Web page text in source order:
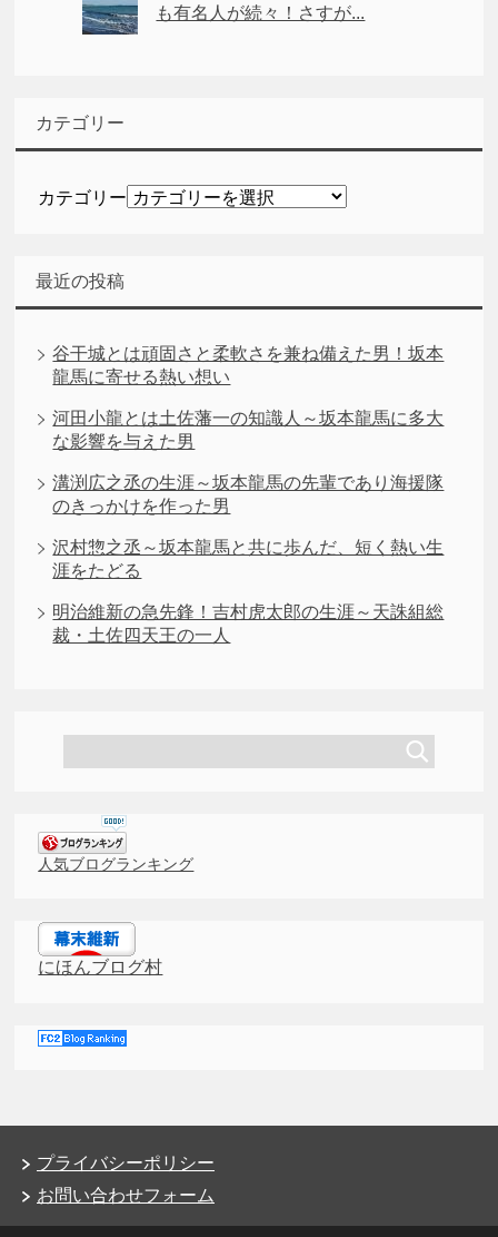
も有名人が続々！さすが...
カテゴリー
カテゴリー
最近の投稿
谷干城とは頑固さと柔軟さを兼ね備えた男！坂本
龍馬に寄せる熱い想い
河田小龍とは土佐藩一の知識人～坂本龍馬に多大
な影響を与えた男
溝渕広之丞の生涯～坂本龍馬の先輩であり海援隊
のきっかけを作った男
沢村惣之丞～坂本龍馬と共に歩んだ、短く熱い生
涯をたどる
明治維新の急先鋒！吉村虎太郎の生涯～天誅組総
裁・土佐四天王の一人
人気ブログランキング
にほんブログ村
プライバシーポリシー
お問い合わせフォーム